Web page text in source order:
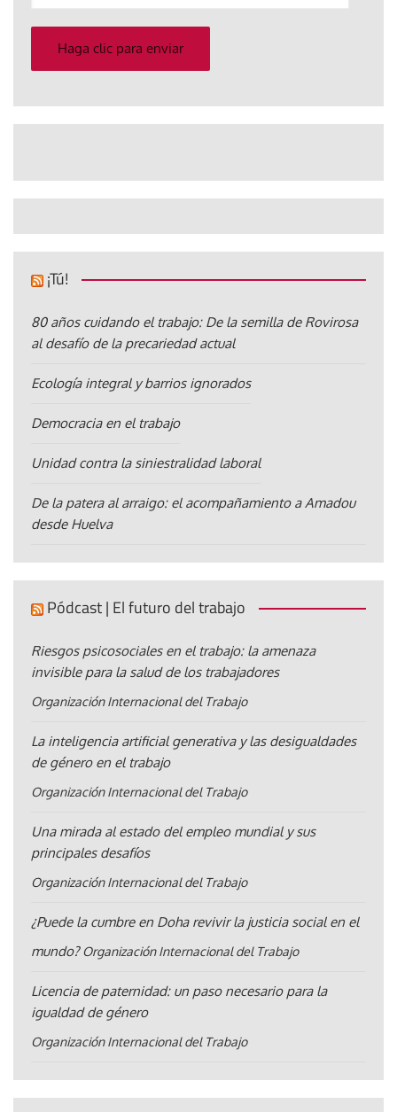
electrónico
Haga clic para enviar
¡Tú!
80 años cuidando el trabajo: De la semilla de Rovirosa
al desafío de la precariedad actual
Ecología integral y barrios ignorados
Democracia en el trabajo
Unidad contra la siniestralidad laboral
De la patera al arraigo: el acompañamiento a Amadou
desde Huelva
Pódcast | El futuro del trabajo
Riesgos psicosociales en el trabajo: la amenaza
invisible para la salud de los trabajadores
Organización Internacional del Trabajo
La inteligencia artificial generativa y las desigualdades
de género en el trabajo
Organización Internacional del Trabajo
Una mirada al estado del empleo mundial y sus
principales desafíos
Organización Internacional del Trabajo
¿Puede la cumbre en Doha revivir la justicia social en el
mundo? Organización Internacional del Trabajo
Licencia de paternidad: un paso necesario para la
igualdad de género
Organización Internacional del Trabajo